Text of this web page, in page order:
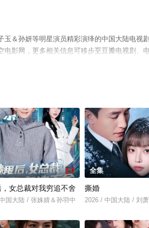
＆孙妍等明星演员精彩演绎的中国大陆电视
影网，更多相关信息可移步至豆瓣电视剧、
结 1.0
女总裁对我穷追不舍
国大陆 / 张姝婧＆孙羽中
全集
撕婚
2026 / 中国大陆 / 刘